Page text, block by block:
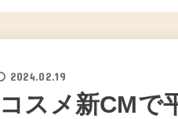
2024.02.19
スメ新CMで